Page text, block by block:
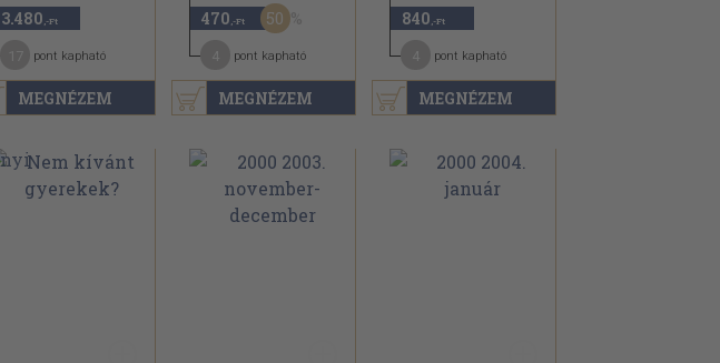
MEGNÉZEM
3.480 ,-Ft
pont kapható
MEGNÉZEM
470 ,-Ft 50
pont kapható
MEGNÉZEM
840 ,-Ft
pont kapható